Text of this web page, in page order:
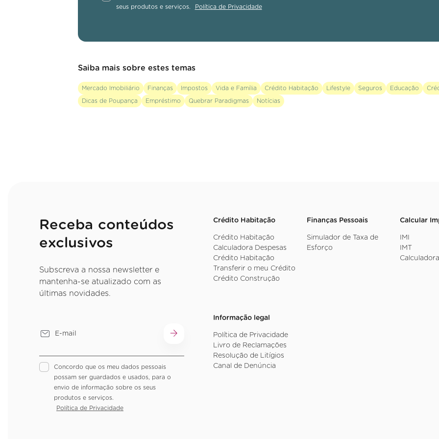
seus produtos e serviços. Política de Privacidade
Saiba mais sobre estes temas
Mercado Imobiliário Finanças Impostos Vida e Família Crédito Habitação Lifestyle Seguros Educação
Dicas de Poupança Empréstimo Quebrar Paradigmas Notícias
Receba conteúdos
exclusivos
Subscreva a nossa newsletter e
mantenha-se atualizado com as
últimas novidades.
Concordo que os meu dados pessoais
possam ser guardados e usados, para o
envio de informação sobre os seus
produtos e serviços.
Política de Privacidade
Crédito Habitação
Crédito Habitação
Calculadora Despesas
Crédito Habitação
Transferir o meu Crédito
Crédito Construção
Finanças Pessoais
Simulador de Taxa de
Esforço
Calcular
IMI
IMT
Informação legal
Política de Privacidade
Livro de Reclamações
Resolução de Litígios
Canal de Denúncia